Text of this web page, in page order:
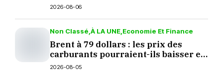
2026-08-06
Non Classé À LA UNE Economie Et Finance
Brent à 79 dollars : les prix des
carburants pourraient-ils baisser en
septembre ?
2026-08-05